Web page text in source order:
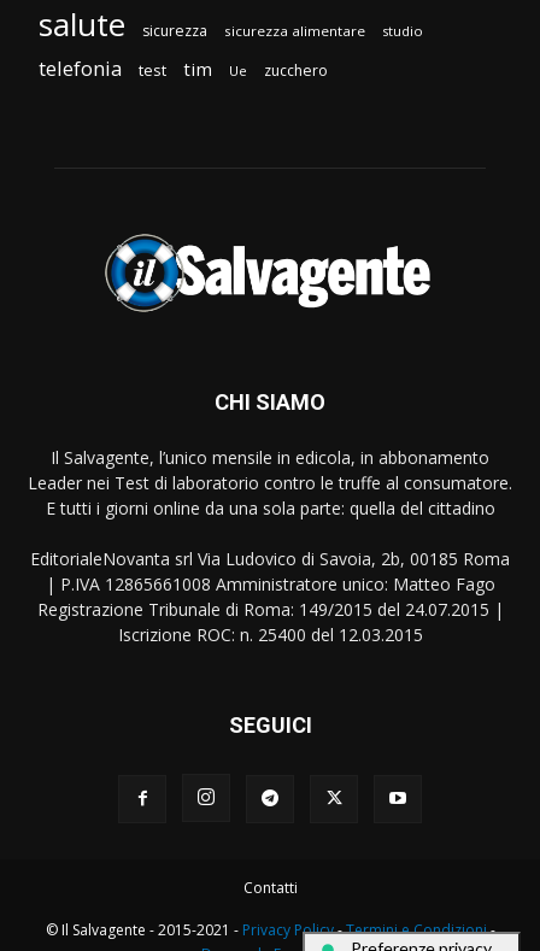
salute sicurezza sicurezza alimentare studio
telefonia test tim Ue zucchero
CHI SIAMO
Il Salvagente, l’unico mensile in edicola, in abbonamento
Leader nei Test di laboratorio contro le truffe al consumatore.
E tutti i giorni online da una sola parte: quella del cittadino
EditorialeNovanta srl Via Ludovico di Savoia, 2b, 00185 Roma
| P.IVA 12865661008 Amministratore unico: Matteo Fago
Registrazione Tribunale di Roma: 149/2015 del 24.07.2015 |
Iscrizione ROC: n. 25400 del 12.03.2015
SEGUICI
Contatti
© Il Salvagente - 2015-2021 - Privacy Policy-Termini e Condizioni-